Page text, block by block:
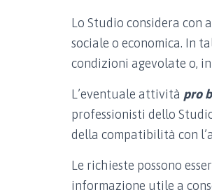
Lo Studio considera con
sociale o economica. In
condizioni agevolate o,
L’eventuale attività pro
professionisti dello
della compatibilità con
Le richieste possono
informazione utile a